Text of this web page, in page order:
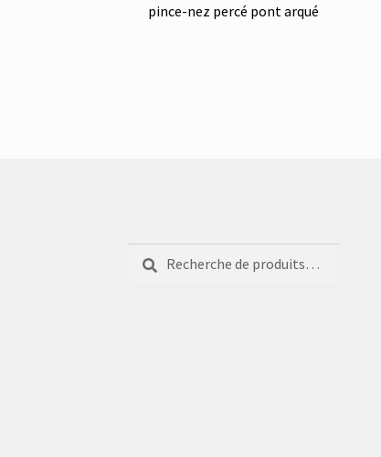
pince-nez percé pont arqué
Recherche
pour :
Recherche